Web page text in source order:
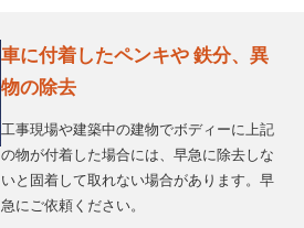
車に付着したペンキや 鉄分、異
物の除去
工事現場や建築中の建物でボディーに上記
の物が付着した場合には、早急に除去しな
いと固着して取れない場合があります。早
急にご依頼ください。